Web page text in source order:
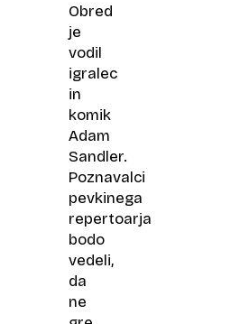
Obred
je
vodil
igralec
in
komik
Adam
Sandler.
Poznavalci
pevkinega
repertoarja
bodo
vedeli,
da
ne